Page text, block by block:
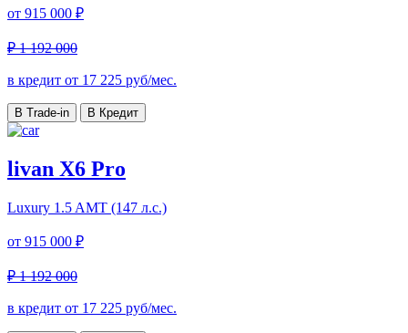
от 915 000 ₽
₽ 1 192 000
в кредит от 17 225 руб/мес.
В Trade-in В Кредит
livan X6 Pro
Luxury 1.5 AMT (147 л.с.)
от 915 000 ₽
₽ 1 192 000
в кредит от 17 225 руб/мес.